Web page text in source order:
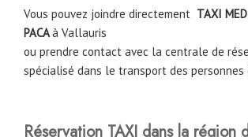
Vous pouvez joindre directement TAXI
PACA à Vallauris
ou prendre contact avec la centrale de
spécialisé dans le transport des personnes
Réservation TAXI dans la région